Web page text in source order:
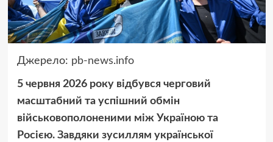
Джерело: pb-news.info
5 червня 2026 року відбувся черговий
масштабний та успішний обмін
військовополоненими між Україною та
Росією. Завдяки зусиллям української